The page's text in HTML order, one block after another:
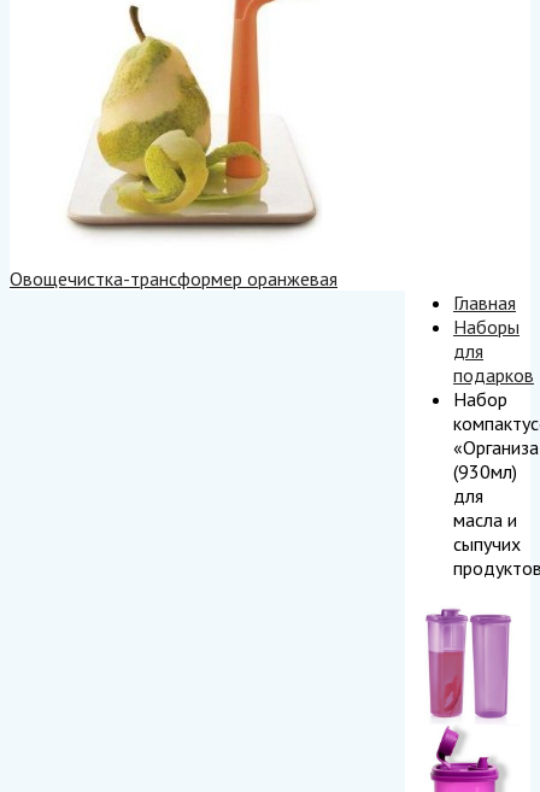
Овощечистка-трансформер оранжевая
Главная
Наборы
для
подарков
Набор
(930мл)
для
масла и
сыпучих